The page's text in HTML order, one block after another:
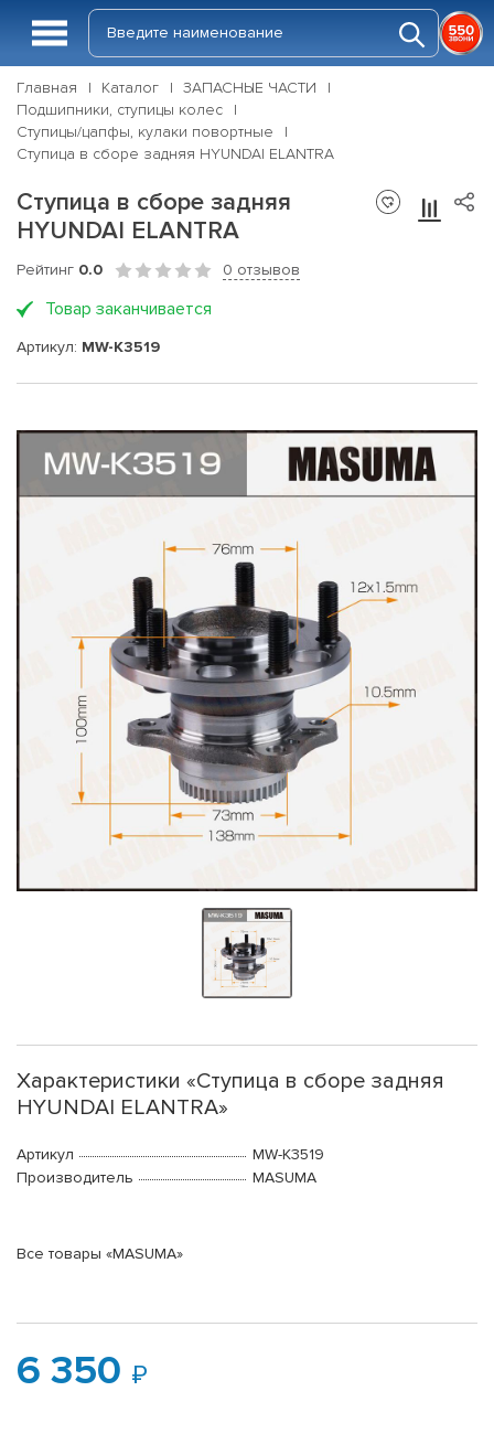
Главная Каталог
ЗАПАСНЫЕ ЧАСТИ
Подшипники, ступицы колес
Ступицы/цапфы, кулаки повортные
Ступица в сборе задняя HYUNDAI ELANTRA
Ступица в сборе задняя
HYUNDAI ELANTRA
Рейтинг 0.0 0 отзывов
Товар заканчивается
Артикул: MW-K3519
Характеристики «Ступица в сборе задняя
HYUNDAI ELANTRA»
Артикул
MW-K3519
Производитель
MASUMA
Все товары «MASUMA»
6 350